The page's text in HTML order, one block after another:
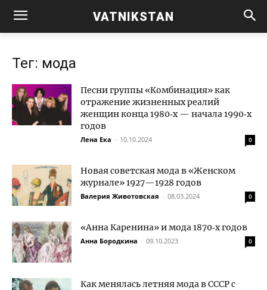
VATNIKSTAN
Тег: мода
Песни группы «Комбинация» как
отражение жизненных реалий
женщин конца 1980‑х — начала 1990‑х
годов
Лена Ека - 10.10.2024 0
Новая советская мода в «Женском
журнале» 1927—1928 годов
Валерия Животовская - 08.03.2024 0
«Анна Каренина» и мода 1870‑х годов
Анна Бородкина - 09.10.2023 0
Как менялась летняя мода в СССР с